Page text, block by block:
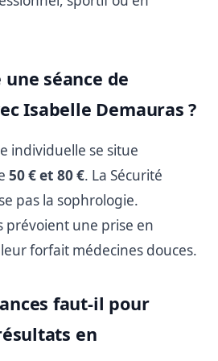
séance de
Isabelle Demauras ?
individuelle se situe
50 € et 80 €. La Sécurité
pas la sophrologie.
prévoient une prise en
forfait médecines douces.
faut-il pour
en